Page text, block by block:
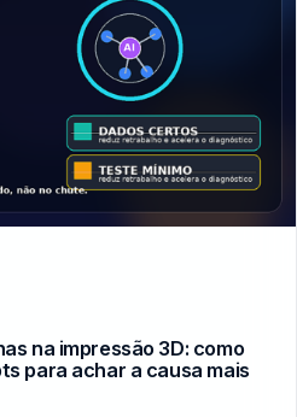
na impressão 3D: como
para achar a causa mais